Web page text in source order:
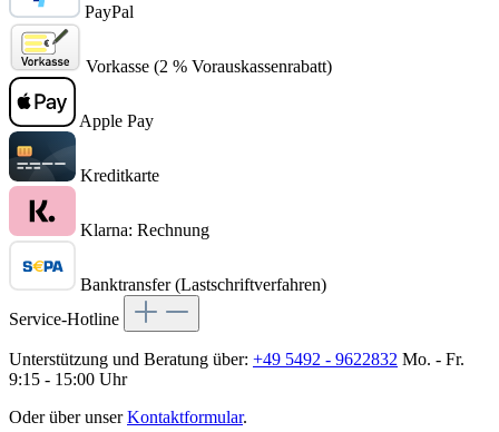
PayPal
Vorkasse (2 % Vorauskassenrabatt)
Apple Pay
Kreditkarte
Klarna: Rechnung
Banktransfer (Lastschriftverfahren)
Service-Hotline
Unterstützung und Beratung über: +49 5492 - 9622832 Mo. - Fr.
9:15 - 15:00 Uhr
Oder über unserKontaktformular.